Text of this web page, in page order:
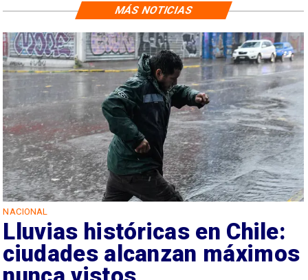
NACIONAL
Lluvias históricas en Chile:
ciudades alcanzan máximos
MÁS NOTICIAS